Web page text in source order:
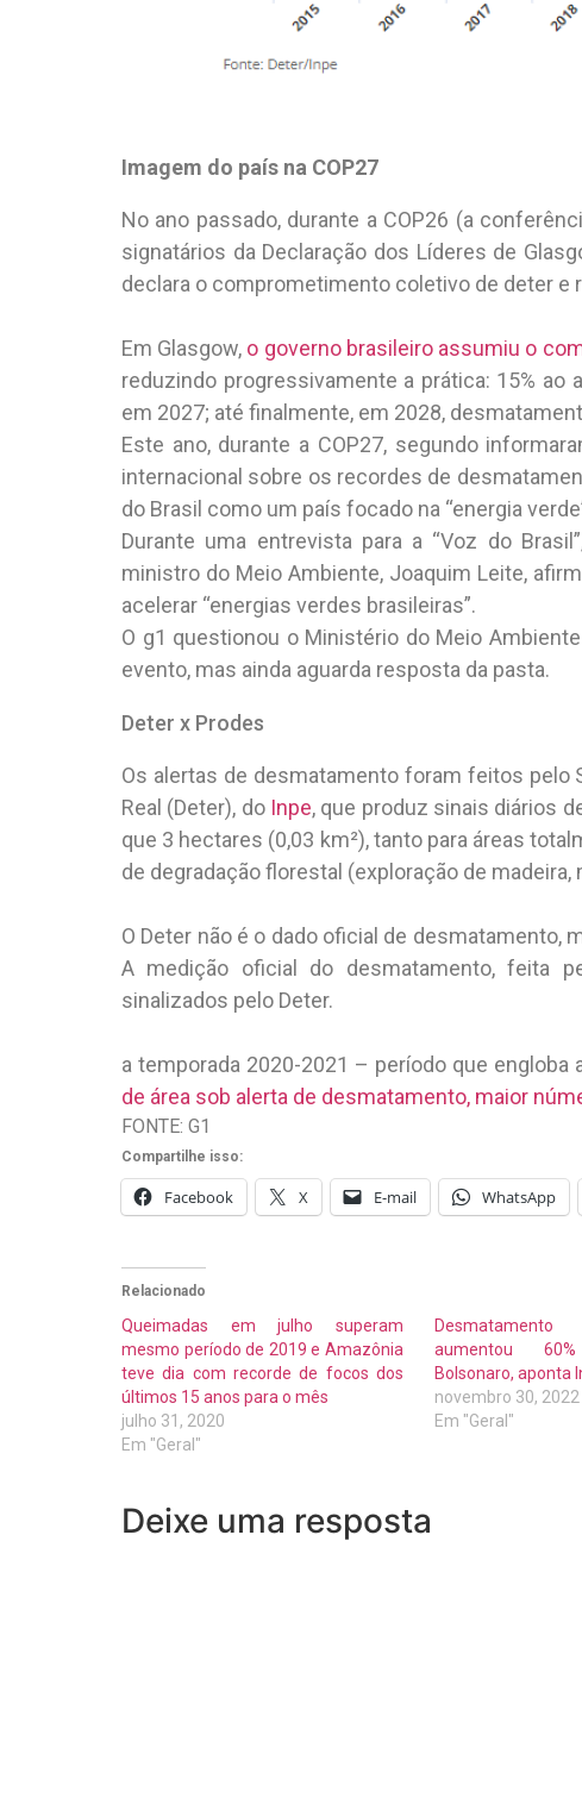
Imagem do país na COP27
No ano passado, durante a COP26 (a
signatários da Declaração dos Líderes de
declara o comprometimento coletivo de deter e
Em Glasgow, o governo brasileiro assumiu o
reduzindo progressivamente a prática: 15% ao
em 2027; até finalmente, em 2028,
Este ano, durante a COP27, segundo
internacional sobre os recordes de
do Brasil como um país focado na “energia
Durante uma entrevista para a “Voz do
ministro do Meio Ambiente, Joaquim Leite,
acelerar “energias verdes brasileiras”.
O g1 questionou o Ministério do Meio
evento, mas ainda aguarda resposta da pasta.
Deter x Prodes
Os alertas de desmatamento foram feitos pelo
Real (Deter), do Inpe, que produz sinais diários
que 3 hectares (0,03 km²), tanto para áreas
de degradação florestal (exploração de
O Deter não é o dado oficial de desmatamento,
A medição oficial do desmatamento, feita
sinalizados pelo Deter.
a temporada 2020-2021 – período que
de área sob alerta de desmatamento, maior
FONTE: G1
Compartilhe isso:
Facebook X E-mail WhatsApp
Relacionado
Queimadas em julho superam
mesmo período de 2019 e Amazônia
teve dia com recorde de focos dos
últimos 15 anos para o mês
julho 31, 2020
Em "Geral"
aumentou
Bolsonaro, aponta
novembro 30, 2022
Em "Geral"
Deixe uma resposta